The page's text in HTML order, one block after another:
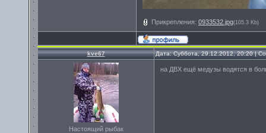
Прикрепления: 0933532.jpg(105.3 Kb)
kve67 Дата: Суббота, 29.12.2012, 20:20 |
Настоящий рыбак
на ДВХ ещё медузы водятся в